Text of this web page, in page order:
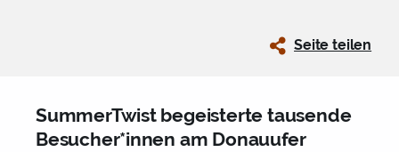
Mitgliedswelt
Seite teilen
SummerTwist begeisterte tausende
Besucher*innen am Donauufer